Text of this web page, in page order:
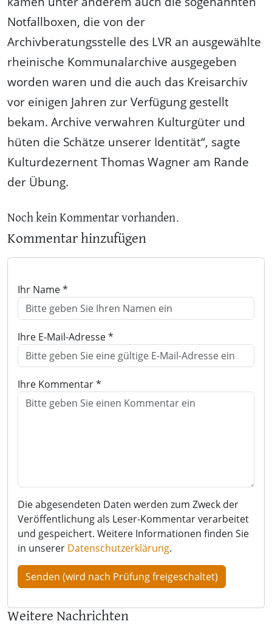
Notfallboxen, die von der
Archivberatungsstelle des LVR an ausgewählte
rheinische Kommunalarchive ausgegeben
worden waren und die auch das Kreisarchiv
vor einigen Jahren zur Verfügung gestellt
bekam. Archive verwahren Kulturgüter und
hüten die Schätze unserer Identität“, sagte
Kulturdezernent Thomas Wagner am Rande
der Übung.
Noch kein Kommentar vorhanden.
Kommentar hinzufügen
Ihr Name *
Ihre E-Mail-Adresse *
Ihre Kommentar *
Die abgesendeten Daten werden zum Zweck der
Veröffentlichung als Leser-Kommentar verarbeitet
und gespeichert. Weitere Informationen finden Sie
in unserer Datenschutzerklärung.
Weitere Nachrichten